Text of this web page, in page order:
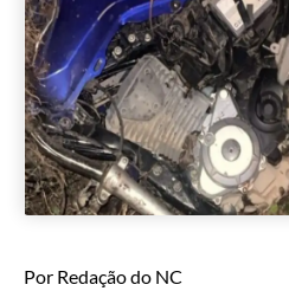
Por Redação do NC